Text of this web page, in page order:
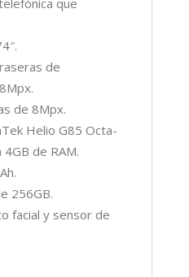
de
de 8Mpx.
Helio G85 Octa-
de RAM.
256GB.
facial y sensor de